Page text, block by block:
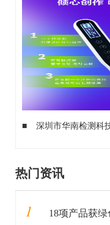
■ 深圳市华南检测科
热门资讯
1 18项产品获绿色产品认证，大金